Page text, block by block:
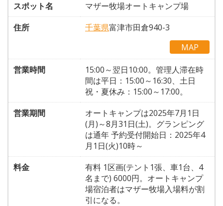
スポット名
マザー牧場オートキャンプ場
住所
千葉県富津市田倉940-3
MAP
営業時間
15:00～翌日10:00。管理人滞在時
間は平日：15:00～16:30、土日
祝・夏休み：15:00～17:00。
営業期間
オートキャンプは2025年7月1日
(月)～8月31日(土)。グランピング
は通年 予約受付開始日：2025年4
月1日(火)10時～
料金
有料 1区画(テント1張、車1台、4
名まで) 6000円。オートキャンプ
場宿泊者はマザー牧場入場料が割
引になる。